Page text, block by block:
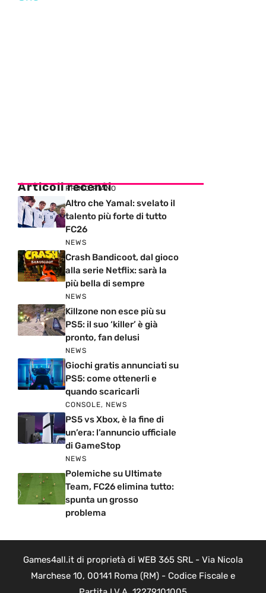
Articoli recenti
PRIMO PIANO
Altro che Yamal: svelato il
talento più forte di tutto
FC26
NEWS
Crash Bandicoot, dal gioco
alla serie Netflix: sarà la
più bella di sempre
NEWS
Killzone non esce più su
PS5: il suo ‘killer’ è già
pronto, fan delusi
NEWS
Giochi gratis annunciati su
PS5: come ottenerli e
quando scaricarli
CONSOLE, NEWS
PS5 vs Xbox, è la fine di
un’era: l’annuncio ufficiale
di GameStop
NEWS
Polemiche su Ultimate
Team, FC26 elimina tutto:
spunta un grosso
problema
Games4all.it di proprietà di WEB 365 SRL - Via Nicola
Marchese 10, 00141 Roma (RM) - Codice Fiscale e